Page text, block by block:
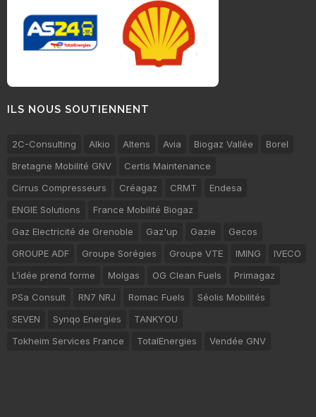
ILS NOUS SOUTIENNENT
2C-Consulting Alkio Altens Avia Biogaz Vallée
Borel
Bretagne Mobilité GNV
Certis Maintenance
Cirrus Compresseurs
Créagaz CRMT
Endesa
ENGIE Solutions
France Mobilité Biogaz
Gaz Electricité de Grenoble
Gaz'up Gazie
Gecos
GROUPE ADF
Groupe Sorégies Groupe VTE IMING
IVECO
L’idée prend forme
Molgas OG Clean Fuels
Primagaz
PSa Consult
RN7 NRJ Romac Fuels
Séolis Mobilités
SEVEN
Synqo Energies
TANKYOU
Tokheim Services France
TotalEnergies Vendée GNV